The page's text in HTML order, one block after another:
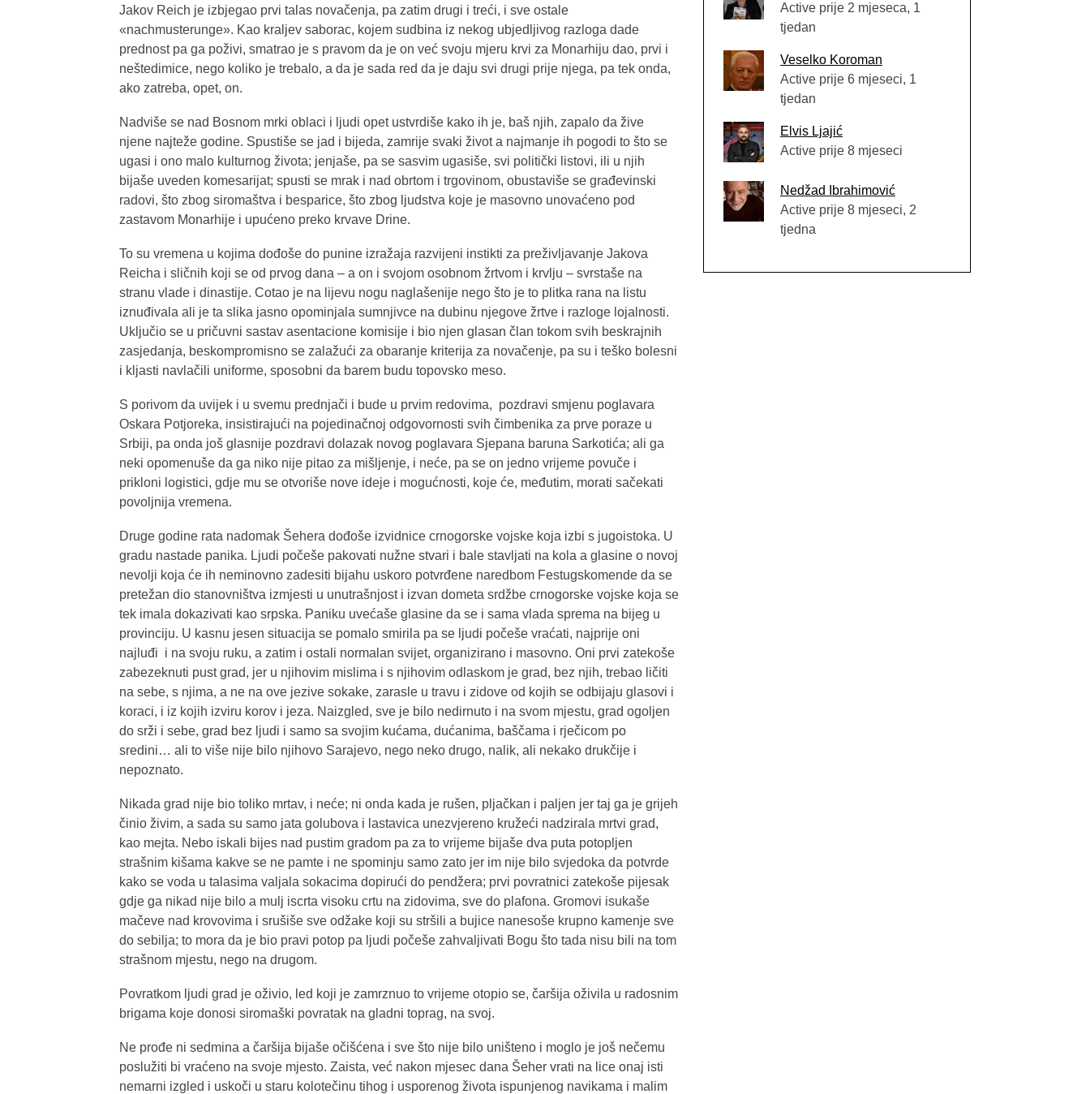
Jakov Reich je izbjegao prvi talas novačenja, pa zatim drugi i treći, i sve ostale
«nachmusterunge». Kao kraljev saborac, kojem sudbina iz nekog ubjedljivog razloga dade
prednost pa ga poživi, smatrao je s pravom da je on već svoju mjeru krvi za Monarhiju dao, prvi i
neštedimice, nego koliko je trebalo, a da je sada red da je daju svi drugi prije njega, pa tek onda,
ako zatreba, opet, on.
Nadviše se nad Bosnom mrki oblaci i ljudi opet ustvrdiše kako ih je, baš njih, zapalo da žive
njene najteže godine. Spustiše se jad i bijeda, zamrije svaki život a najmanje ih pogodi to što se
ugasi i ono malo kulturnog života; jenjaše, pa se sasvim ugasiše, svi politički listovi, ili u njih
bijaše uveden komesarijat; spusti se mrak i nad obrtom i trgovinom, obustaviše se građevinski
radovi, što zbog siromaštva i besparice, što zbog ljudstva koje je masovno unovaćeno pod
zastavom Monarhije i upućeno preko krvave Drine.
To su vremena u kojima dođoše do punine izražaja razvijeni instikti za preživljavanje Jakova
Reicha i sličnih koji se od prvog dana – a on i svojom osobnom žrtvom i krvlju – svrstaše na
stranu vlade i dinastije. Cotao je na lijevu nogu naglašenije nego što je to plitka rana na listu
iznuđivala ali je ta slika jasno opominjala sumnjivce na dubinu njegove žrtve i razloge lojalnosti.
Uključio se u pričuvni sastav asentacione komisije i bio njen glasan član tokom svih beskrajnih
zasjedanja, beskompromisno se zalažući za obaranje kriterija za novačenje, pa su i teško bolesni
i kljasti navlačili uniforme, sposobni da barem budu topovsko meso.
S porivom da uvijek i u svemu prednjači i bude u prvim redovima, pozdravi smjenu poglavara
Oskara Potjoreka, insistirajući na pojedinačnoj odgovornosti svih čimbenika za prve poraze u
Srbiji, pa onda još glasnije pozdravi dolazak novog poglavara Sjepana baruna Sarkotića; ali ga
neki opomenuše da ga niko nije pitao za mišljenje, i neće, pa se on jedno vrijeme povuče i
prikloni logistici, gdje mu se otvoriše nove ideje i mogućnosti, koje će, međutim, morati sačekati
povoljnija vremena.
Druge godine rata nadomak Šehera dođoše izvidnice crnogorske vojske koja izbi s jugoistoka. U
gradu nastade panika. Ljudi počeše pakovati nužne stvari i bale stavljati na kola a glasine o novoj
nevolji koja će ih neminovno zadesiti bijahu uskoro potvrđene naredbom Festugskomende da se
pretežan dio stanovništva izmjesti u unutrašnjost i izvan dometa srdžbe crnogorske vojske koja se
tek imala dokazivati kao srpska. Paniku uvećaše glasine da se i sama vlada sprema na bijeg u
provinciju. U kasnu jesen situacija se pomalo smirila pa se ljudi počeše vraćati, najprije oni
najluđi i na svoju ruku, a zatim i ostali normalan svijet, organizirano i masovno. Oni prvi zatekoše
zabezeknuti pust grad, jer u njihovim mislima i s njihovim odlaskom je grad, bez njih, trebao ličiti
na sebe, s njima, a ne na ove jezive sokake, zarasle u travu i zidove od kojih se odbijaju glasovi i
koraci, i iz kojih izviru korov i jeza. Naizgled, sve je bilo nedirnuto i na svom mjestu, grad ogoljen
do srži i sebe, grad bez ljudi i samo sa svojim kućama, dućanima, baščama i rječicom po
sredini… ali to više nije bilo njihovo Sarajevo, nego neko drugo, nalik, ali nekako drukčije i
nepoznato.
Nikada grad nije bio toliko mrtav, i neće; ni onda kada je rušen, pljačkan i paljen jer taj ga je grijeh
činio živim, a sada su samo jata golubova i lastavica unezvjereno kružeći nadzirala mrtvi grad,
kao mejta. Nebo iskali bijes nad pustim gradom pa za to vrijeme bijaše dva puta potopljen
strašnim kišama kakve se ne pamte i ne spominju samo zato jer im nije bilo svjedoka da potvrde
kako se voda u talasima valjala sokacima dopirući do pendžera; prvi povratnici zatekoše pijesak
gdje ga nikad nije bilo a mulj iscrta visoku crtu na zidovima, sve do plafona. Gromovi isukaše
mačeve nad krovovima i srušiše sve odžake koji su stršili a bujice nanesoše krupno kamenje sve
do sebilja; to mora da je bio pravi potop pa ljudi počeše zahvaljivati Bogu što tada nisu bili na tom
strašnom mjestu, nego na drugom.
Povratkom ljudi grad je oživio, led koji je zamrznuo to vrijeme otopio se, čaršija oživila u radosnim
brigama koje donosi siromaški povratak na gladni toprag, na svoj.
Ne prođe ni sedmina a čaršija bijaše očišćena i sve što nije bilo uništeno i moglo je još nečemu
poslužiti bi vraćeno na svoje mjesto. Zaista, već nakon mjesec dana Šeher vrati na lice onaj isti
nemarni izgled i uskoči u staru kolotečinu tihog i usporenog života ispunjenog navikama i malim
Active prije 2 mjeseca, 1
tjedan
Veselko Koroman
Active prije 6 mjeseci, 1
tjedan
Elvis Ljajić
Active prije 8 mjeseci
Nedžad Ibrahimović
Active prije 8 mjeseci, 2
tjedna